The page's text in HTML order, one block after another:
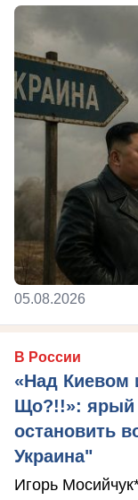
05.08.2026
В России
«Над Киевом
Що?!!»: ярый
остановить
Украина"
Игорь